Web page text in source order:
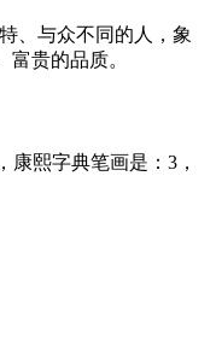
、与众不同的人，象
贵的品质。
熙字典笔画是：3，